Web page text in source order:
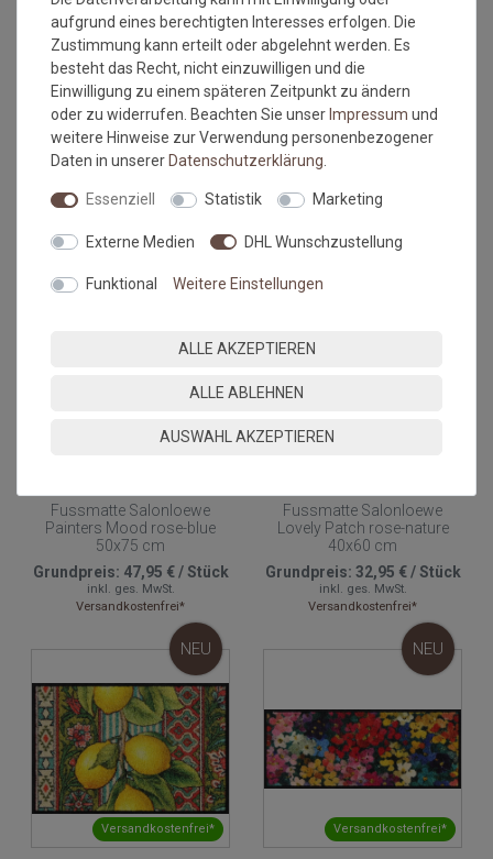
Versandkostenfrei*
Fussmatte Salonloewe
Vintage Moments sage
75x190 cm
Stück
inkl. ges. MwSt.
Versandkostenfrei*
Fussmatte Salonloewe
Home House grey-red 30x75
cm
Grundpreis:
inkl. ges. MwSt.
Versandkostenfrei*
Versandkostenfrei*
Fussmatte Salonloewe
Painters Mood rose-blue
50x75 cm
Grundpreis: 47,95 €/Stück
inkl. ges. MwSt.
Versandkostenfrei*
Fussmatte Salonloewe
Lovely Patch rose-nature
40x60 cm
Grundpreis: 32,95 €/Stück
inkl. ges. MwSt.
Versandkostenfrei*
Versandkostenfrei*
NEU
Versandkostenfrei*
NEU
aufgrund eines berechtigten Interesses erfolgen. Die
Zustimmung kann erteilt oder abgelehnt werden. Es
besteht das Recht, nicht einzuwilligen und die
Einwilligung zu einem späteren Zeitpunkt zu ändern
oder zu widerrufen. Beachten Sie unser Impressum und
weitere Hinweise zur Verwendung personenbezogener
Daten in unserer Daten­schutz­erklärung
Essenziell Statistik Marketing
Externe Medien DHL Wunschzustellung
Funktional Weitere Einstellungen
ALLE AKZEPTIEREN
ALLE ABLEHNEN
AUSWAHL AKZEPTIEREN